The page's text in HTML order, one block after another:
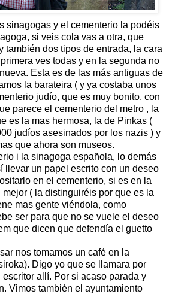
sinagogas y el cementerio la podéis
si veis cola vas a otra, que
también dos tipos de entrada, la cara
ves todas y en la segunda no
Esta es de las más antiguas de
la barateira ( y ya costaba unos
judío, que es muy bonito, con
parece el cementerio del metro , la
es la mas hermosa, la de Pinkas (
judíos asesinados por los nazis ) y
que ahora son museos.
i la sinagoga española, lo demás
llevar un papel escrito con un deseo
en el cementerio, si es en la
( la distinguiréis por que es la
mas gente viéndola, como
ser para que no se vuele el deseo
que dicen que defendía el guetto
nos tomamos un café en la
Digo yo que se llamara por
allí. Por si acaso parada y
Vimos también el ayuntamiento